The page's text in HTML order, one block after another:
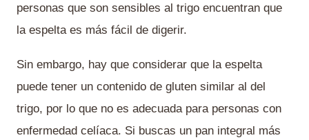
personas que son sensibles al trigo encuentran que
la espelta es más fácil de digerir.
Sin embargo, hay que considerar que la espelta
puede tener un contenido de gluten similar al del
trigo, por lo que no es adecuada para personas con
enfermedad celíaca. Si buscas un pan integral más